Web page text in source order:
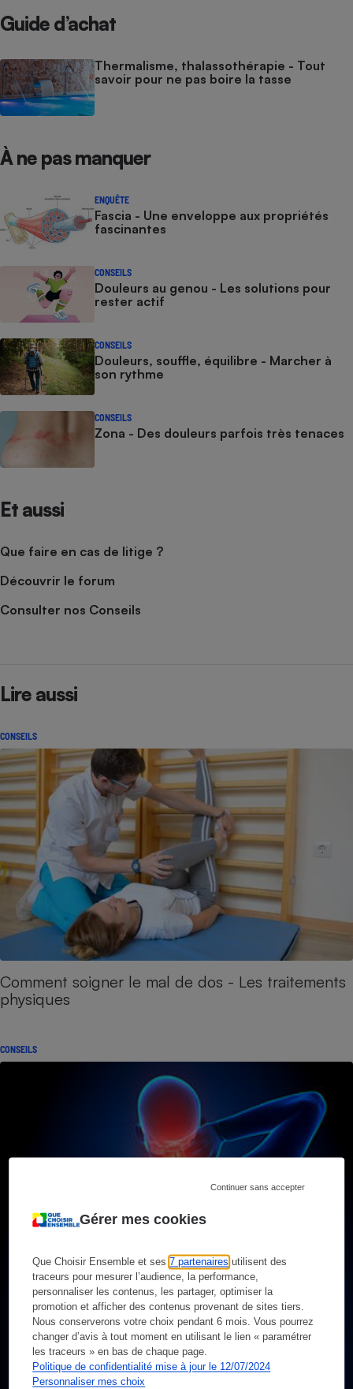
Gérer mes cookies
Que Choisir Ensemble et ses7 partenaires utilisent des
traceurs pour mesurer l’audience, la performance,
personnaliser les contenus, les partager, optimiser la
promotion et afficher des contenus provenant de sites tiers.
Nous conserverons votre choix pendant 6 mois. Vous pourrez
changer d’avis à tout moment en utilisant le lien « paramétrer
les traceurs » en bas de chaque page.
Politique de confidentialité mise à jour le 12/07/2024
Personnaliser mes choix
Continuer sans accepter
Guide d’achat
Thermalisme, thalassothérapie - Tout
savoir pour ne pas boire la tasse
À ne pas manquer
ENQUÊTE
Fascia - Une enveloppe aux propriétés
fascinantes
CONSEILS
Douleurs au genou - Les solutions pour
rester actif
CONSEILS
Douleurs, souffle, équilibre - Marcher à
son rythme
CONSEILS
Zona - Des douleurs parfois très tenaces
Et aussi
Que faire en cas de litige ?
Découvrir le forum
Consulter nos Conseils
Lire aussi
CONSEILS
Comment soigner le mal de dos - Les traitements
physiques
CONSEILS